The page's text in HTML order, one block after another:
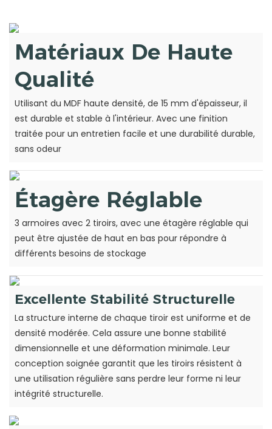
Matériaux De Haute
Qualité
Utilisant du MDF haute densité, de 15 mm d'épaisseur, il
est durable et stable à l'intérieur. Avec une finition
traitée pour un entretien facile et une durabilité durable,
sans odeur
Étagère Réglable
3 armoires avec 2 tiroirs, avec une étagère réglable qui
peut être ajustée de haut en bas pour répondre à
différents besoins de stockage
Excellente Stabilité Structurelle
La structure interne de chaque tiroir est uniforme et de
densité modérée. Cela assure une bonne stabilité
dimensionnelle et une déformation minimale. Leur
conception soignée garantit que les tiroirs résistent à
une utilisation régulière sans perdre leur forme ni leur
intégrité structurelle.